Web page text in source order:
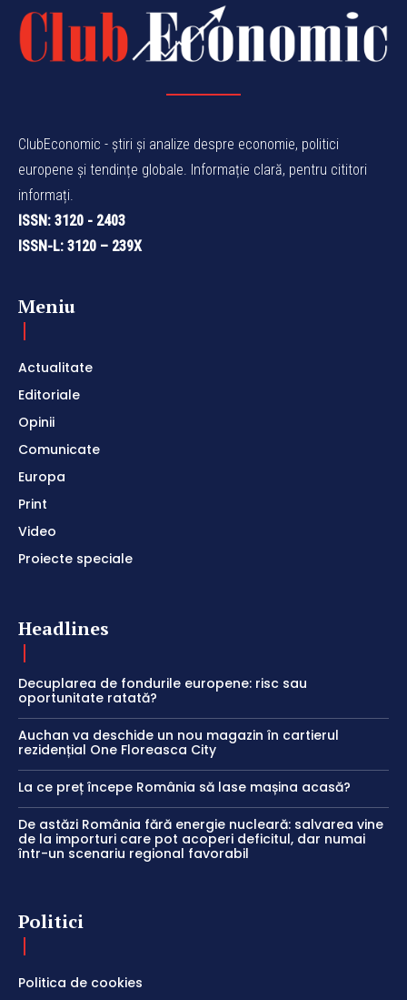
ClubEconomic - știri și analize despre economie, politici
europene și tendințe globale. Informație clară, pentru cititori
informați.
ISSN: 3120 - 2403
ISSN-L: 3120 – 239X
Meniu
Actualitate
Editoriale
Opinii
Comunicate
Europa
Print
Video
Proiecte speciale
Headlines
Decuplarea de fondurile europene: risc sau
oportunitate ratată?
Auchan va deschide un nou magazin în cartierul
rezidențial One Floreasca City
La ce preț începe România să lase mașina acasă?
De astăzi România fără energie nucleară: salvarea vine
de la importuri care pot acoperi deficitul, dar numai
într-un scenariu regional favorabil
Politici
Politica de cookies